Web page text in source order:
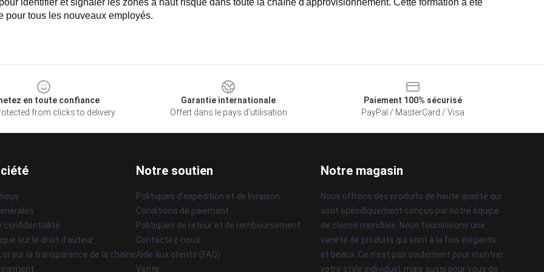
identifier et signaler les zones à haut risque dans toute la chaîne d'approvisionnement. Cette formation a été
pour tous les nouveaux employés.
en toute confiance
from clicks to delivery
Garantie internationale
Offert dans le pays d'utilisation
Paiement 100% sécurisé
PayPal / MasterCard / Visa
confidentialité
sur le droit d'auteur
Loi sur la transparence de la chaîne
Notre soutien
Politiques d'expédition et de livraison
Conditions de paiement
Politiques de retour et de remboursement
Contactez-nous
Aide aux clients (FAQ)
Vente
Notre magasin
Nous offrons des produits de haute qualité qui
sont spécifiquement conçus par notre équipe
de classe mondiale. Nous fournissons une
variété de produits qui sont à la fois élégants
et beaux. Ce n'est pas seulement pour montrer
votre style individuel, mais aussi pour vous de